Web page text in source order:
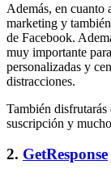
Además, en cuanto
marketing y
de Facebook.
muy importante
personalizadas y
distracciones.
También
suscripción y
2. GetResponse